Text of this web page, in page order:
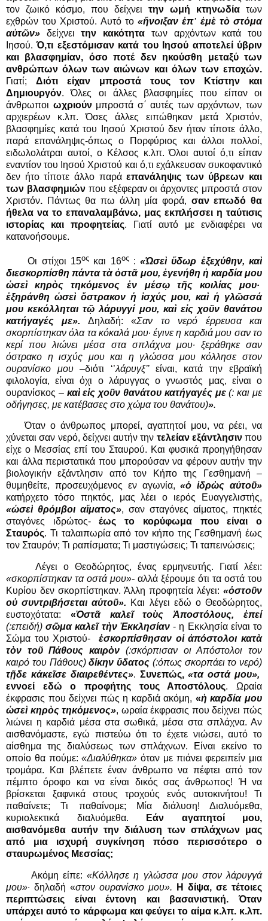
τον ζωικό κόσμο, που δείχνει την ωμή κτηνωδία των
εχθρών του Χριστού. Αυτό το«ἤνοιξαν ἐπ᾿ ἐμὲ τὸ στόμα
αὐτῶν» δείχνειτην κακότητα των αρχόντων κατά του
Ιησού.Ό,τι εξεστόμισαν κατά του Ιησού αποτελεί ύβριν
και βλασφημίαν, όσο ποτέ δεν ηκούσθη μεταξύ των
ανθρώπων όλων των αιώνων και όλων των εποχών.
Γιατί; Διότι είχαν μπροστά τους τον Κτίστην και
Δημιουργόν. Όλες οι άλλες βλασφημίες που είπαν οι
άνθρωποι ωχριούν μπροστά σ΄ αυτές των αρχόντων, των
αρχιερέων κ.λπ. Όσες άλλες ειπώθηκαν μετά Χριστόν,
βλασφημίες κατά του Ιησού Χριστού δεν ήταν τίποτε άλλο,
παρά επανάληψις-όπως ο Πορφύριος και άλλοι πολλοί,
ειδωλολάτραι αυτοί, ο Κέλσος κ.λπ. Όλοι αυτοί ό,τι είπαν
εναντίον του Ιησού Χριστού και ό,τι εχάλκευσαν συκοφαντικό
δεν ήτο τίποτε άλλο παράεπανάληψις των ύβρεων και
των βλασφημιών που εξέφεραν οι άρχοντες μπροστά στον
Χριστόν. Πάντως θα πω άλλη μία φορά, σαν επωδό θα
ήθελα να το επαναλαμβάνω, μας εκπλήσσει η ταύτισις
ιστορίας και προφητείας. Γιατί αυτό με ενδιαφέρει να
κατανοήσουμε.
Οι στίχοι 15ος και 16ος:«Ὡσεὶ ὕδωρ ἐξεχύθην, καὶ
διεσκορπίσθη πάντα τὰ ὀστᾶ μου, ἐγενήθη ἡ καρδία μου
ὡσεὶ κηρὸς τηκόμενος ἐν μέσῳ τῆς κοιλίας μου·
ἐξηράνθη ὡσεὶ ὄστρακον ἡ ἰσχύς μου, καὶ ἡ γλῶσσά
μου κεκόλληται τῷ λάρυγγί μου, καὶ εἰς χοῦν θανάτου
κατήγαγές με». Δηλαδή: «Σαν το νερό έρρευσα και
σκορπίστηκαν όλα τα κόκαλά μου· έγινε η καρδιά μου σαν το
κερί που λιώνει μέσα στα σπλάχνα μου· ξεράθηκε σαν
όστρακο η ισχύς μου και η γλώσσα μου κόλλησε στον
ουρανίσκο μου–διότι ‘’λάρυγξ’’είναι, κατά την εβραϊκή
φιλολογία, είναι όχι ο λάρυγγας ο γνωστός μας, είναι ο
ουρανίσκος – καὶ εἰς χοῦν θανάτου κατήγαγές με(: και με
οδήγησες, με κατέβασες στο χώμα του θανάτου)».
Όταν ο άνθρωπος μπορεί, αγαπητοί μου, να ρέει, να
χύνεται σαν νερό, δείχνει αυτήν την τελείαν εξάντλησινπου
είχε ο Μεσσίας επί του Σταυρού. Και φυσικά προηγήθησαν
και άλλα περιστατικά που μπορούσαν να φέρουν αυτήν την
βιολογικήν εξάντλησιν από τον Κήπο της Γεσθημανή –
θυμηθείτε, προσευχόμενος εν αγωνία,«ὁ ἱδρὼς αὐτοῦ»
κατήρχετο τόσο πηκτός, μας λέει ο ιερός Ευαγγελιστής,
«ὡσεὶ θρόμβοι αἵματος», σαν σταγόνες αίματος, πηκτές
σταγόνες ιδρώτος-έως το κορύφωμα που είναι ο
Σταυρός. Τι ταλαιπωρία από τον κήπο της Γεσθημανή έως
τον Σταυρόν; Τι ραπίσματα; Τι μαστιγώσεις; Τι ταπεινώσεις;
Λέγει ο Θεοδώρητος, ένας ερμηνευτής. Γιατί λέει:
«σκορπίστηκαν τα οστά μου»- αλλά ξέρουμε ότι τα οστά του
Κυρίου δεν σκορπίστηκαν. Άλλη προφητεία λέγει: «ὀστοῦν
οὐ συντριβήσεται αὐτοῦ». Και λέγει εδώ ο Θεοδώρητος,
ευστοχότατα: «Ὀστᾶ καλεῖ τοὺς Ἀποστόλους, ἐπεί
(:επειδή) σῶμα καλεῖ τὴν Ἐκκλησίαν- η Εκκλησία είναι το
Σώμα του Χριστού-
ἐσκορπίσθησαν οἱ ἀπόστολοι κατὰ
τὸν τοῦ Πάθους καιρὸν (:σκόρπισαν οι Απόστολοι τον
καιρό του Πάθους)δίκην ὕδατος (:όπως σκορπάει το νερό)
τῇδε κἀκεῖσε διαιρεθέντες». Συνεπώς,«τα οστά μου»,
εννοεί εδώ ο προφήτης τους Αποστόλους. Ωραία
έκφρασις που δείχνει πώς η καρδιά ακόμη, «ἡ καρδία μου
ὡσεὶ κηρὸς τηκόμενος», ωραία έκφρασις που δείχνει πώς
λιώνει η καρδιά μέσα στα σωθικά, μέσα στα σπλάχνα. Αν
αισθανόμαστε, εγώ πιστεύω ότι το έχετε νιώσει, αυτό το
αίσθημα της διαλύσεως των σπλάχνων. Είναι εκείνο το
οποίο θα πούμε:«Διαλύθηκα» όταν με πιάνει φερειπείν μια
τρομάρα. Και βλέπετε έναν άνθρωπο να πέφτει από τον
πέμπτο όροφο και να είναι δικός σας άνθρωπος! Ή να
βρίσκεται ξαφνικά στους τροχούς ενός αυτοκινήτου! Τι
παθαίνετε; Τι παθαίνομε; Μία διάλυση! Διαλυόμεθα,
κυριολεκτικά διαλυόμεθα.
Εάν αγαπητοί μου,
αισθανόμεθα αυτήν την διάλυση των σπλάχνων μας
από μια ισχυρή συγκίνηση πόσο περισσότερο ο
σταυρωμένος Μεσσίας;
Ακόμη είπε:«Κόλλησε η γλώσσα μου στον λάρυγγά
μου»· δηλαδή «στον ουρανίσκο μου».
Η δίψα, σε τέτοιες
περιπτώσεις είναι έντονη και βασανιστική. Όταν
υπάρχει αυτό το κάρφωμα και φεύγει το αίμα κ.λπ. κ.λπ.